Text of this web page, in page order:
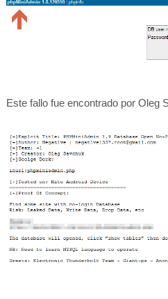
Este fallo fue encontrado por Oleg